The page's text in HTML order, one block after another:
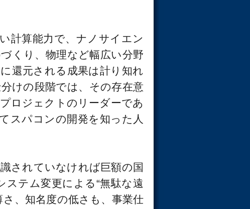
計算能力で、ナノサイエン
くり、物理など幅広い分野
還元される成果は計り知れ
けの段階では、その存在意
ロジェクトのリーダーであ
スパコンの開発を知った人
されていなければ巨額の国
ステム変更による“無駄な遠
、知名度の低さも、事業仕